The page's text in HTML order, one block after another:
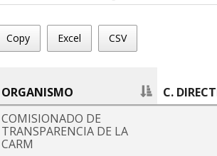
Copy Excel CSV
ORGANISMO C.
COMISIONADO DE
TRANSPARENCIA DE LA
CARM